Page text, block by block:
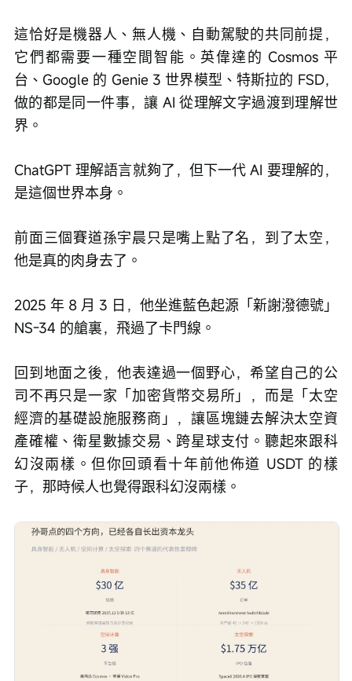
這恰好是機器人、無人機、自動駕駛的共同前提，
它們都需要一種空間智能。英偉達的 Cosmos 平
台、Google 的 Genie 3 世界模型、特斯拉的 FSD，
做的都是同一件事，讓 AI 從理解文字過渡到理解世
界。
ChatGPT 理解語言就夠了，但下一代 AI 要理解的，
是這個世界本身。
前面三個賽道孫宇晨只是嘴上點了名，到了太空，
他是真的肉身去了。
2025 年 8 月 3 日，他坐進藍色起源「新謝潑德號」
NS-34 的艙裏，飛過了卡門線。
回到地面之後，他表達過一個野心，希望自己的公
司不再只是一家「加密貨幣交易所」，而是「太空
經濟的基礎設施服務商」，讓區塊鏈去解決太空資
產確權、衛星數據交易、跨星球支付。聽起來跟科
幻沒兩樣。但你回頭看十年前他佈道 USDT 的樣
子，那時候人也覺得跟科幻沒兩樣。